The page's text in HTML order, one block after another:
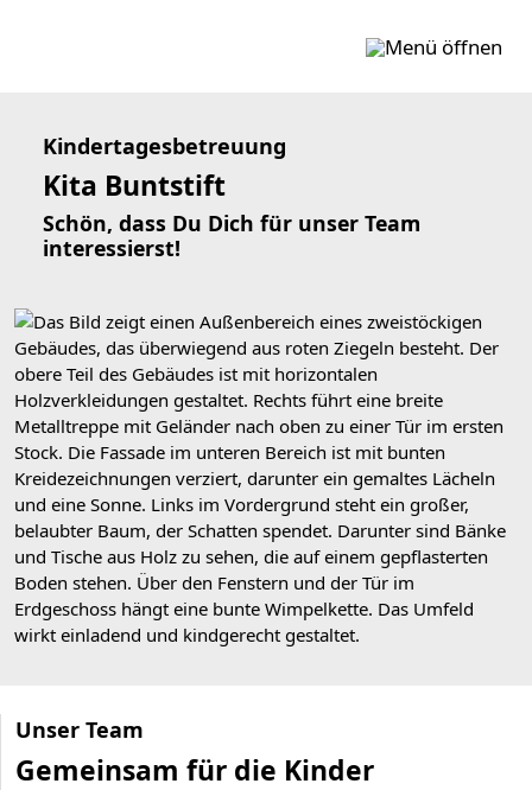
Kindertagesbetreuung
Kita Buntstift
Schön, dass Du Dich für unser Team
interessierst!
Unser Team
Gemeinsam für die Kinder